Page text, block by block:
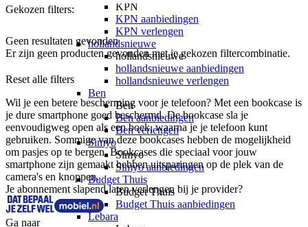
KPN
KPN aanbiedingen
KPN verlengen
hollandsnieuwe
hollandsnieuwe
hollandsnieuwe aanbiedingen
hollandsnieuwe verlengen
Ben
Ben
Ben aanbiedingen
Ben verlengen
Simyo
Simyo
Simyo aanbiedingen
Budget Thuis
Budget Thuis
Budget Thuis aanbiedingen
Lebara
Gekozen filters:
Geen resultaten gevonden
Er zijn geen producten gevonden met je gekozen filtercombinatie.
Reset alle filters
Wil je een betere bescherming voor je telefoon? Met een bookcase is
je dure smartphone goed beschermd. De bookcase sla je
eenvoudigweg open als een boek, waarna je je telefoon kunt
gebruiken. Sommige van deze bookcases hebben de mogelijkheid
om pasjes op te bergen. Bookcases die speciaal voor jouw
smartphone zijn gemaakt hebben uitsparingen op de plek van de
camera's en knoppen.
Je abonnement slapend laten verlengen bij je provider?
Ga naar